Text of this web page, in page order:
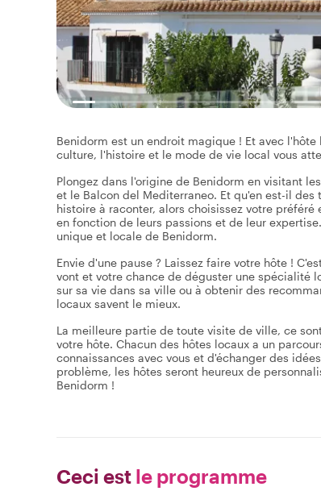
Benidorm est un endroit magique ! Et avec
culture, l'histoire et le mode de vie local vous
Plongez dans l'origine de Benidorm en visitant
et le Balcon del Mediterraneo. Et qu'en est-il des
histoire à raconter, alors choisissez votre
en fonction de leurs passions et de leur
unique et locale de Benidorm.
Envie d'une pause ? Laissez faire votre hôte !
vont et votre chance de déguster une spécialité
sur sa vie dans sa ville ou à obtenir des
locaux savent le mieux.
La meilleure partie de toute visite de ville, ce
votre hôte. Chacun des hôtes locaux a un
connaissances avec vous et d'échanger des
problème, les hôtes seront heureux de
Benidorm !
Ceci est le programme